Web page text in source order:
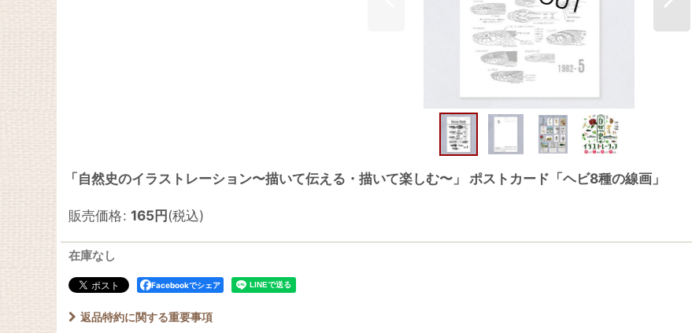
「自然史のイラストレーション〜描いて伝える・描いて楽しむ〜」 ポストカード「ヘビ8種の線画」
販売価格: 165円(税込)
在庫なし
Facebookでシェア
返品特約に関する重要事項